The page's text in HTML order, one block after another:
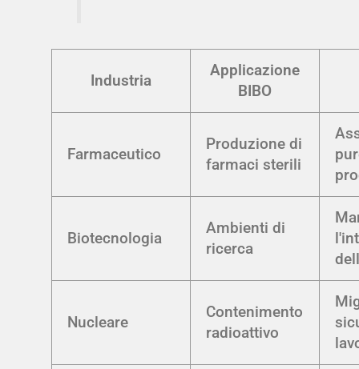
Industria
Applicazione
BIBO
Farmaceutico
Produzione di
farmaci sterili
Biotecnologia
Ambienti di
ricerca
Nucleare
Contenimento
radioattivo